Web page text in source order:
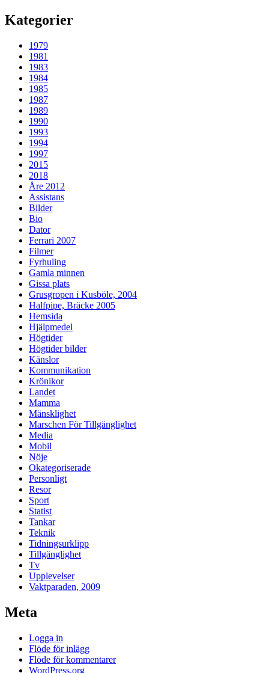
Kategorier
1979
1981
1983
1984
1985
1987
1989
1990
1993
1994
1997
2015
2018
Åre 2012
Assistans
Bilder
Bio
Dator
Ferrari 2007
Filmer
Fyrhuling
Gamla minnen
Gissa plats
Grusgropen i Kusböle, 2004
Halfpipe, Bräcke 2005
Hemsida
Hjälpmedel
Högtider
Högtider bilder
Känslor
Kommunikation
Krönikor
Landet
Mamma
Mänsklighet
Marschen För Tillgänglighet
Media
Mobil
Nöje
Okategoriserade
Personligt
Resor
Sport
Statist
Tankar
Teknik
Tidningsurklipp
Tillgänglighet
Tv
Upplevelser
Vaktparaden, 2009
Meta
Logga in
Flöde för inlägg
Flöde för kommentarer
WordPress.org